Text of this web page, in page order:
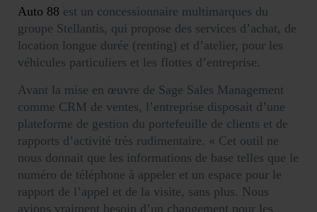
Auto 88 est un concessionnaire multimarques du
groupe Stellantis, qui propose des services d’achat, de
location longue durée (renting) et d’atelier, pour les
véhicules particuliers et les flottes d’entreprise.
Avant la mise en œuvre de Sage Sales Management
comme CRM de ventes, l’entreprise disposait d’une
plateforme de gestion du portefeuille de clients et de
rapports d’activité très rudimentaire. « Cet outil ne
nous donnait que les informations de base telles que le
numéro de téléphone à appeler et un espace pour le
rapport de l’appel et de la visite, sans plus. Nous
avions vraiment besoin d’un changement pour les